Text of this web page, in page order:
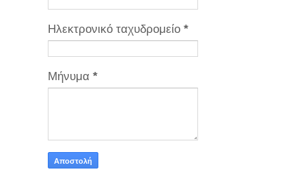
Ηλεκτρονικό ταχυδρομείο *
Μήνυμα *